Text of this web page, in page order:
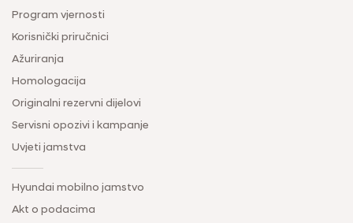
Program vjernosti
Korisnički priručnici
Ažuriranja
Homologacija
Originalni rezervni dijelovi
Servisni opozivi i kampanje
Uvjeti jamstva
Hyundai mobilno jamstvo
Akt o podacima